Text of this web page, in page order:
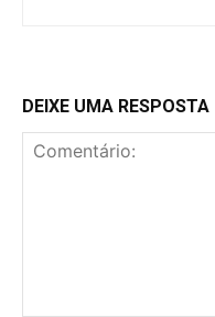
DEIXE UMA RESPOSTA